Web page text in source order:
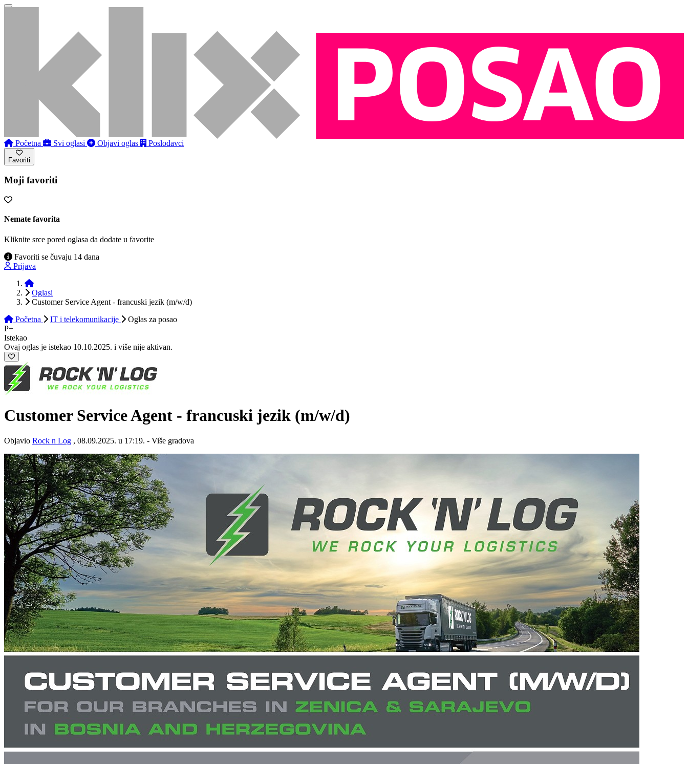
Početna Svi oglasi Objavi oglas Poslodavci
Favoriti
Moji favoriti
Nemate favorita
Kliknite srce pored oglasa da dodate u favorite
Favoriti se čuvaju 14 dana
Prijava
Početna
Oglasi
Customer Service Agent - francuski jezik (m/w/d)
Početna
IT i telekomunikacije Oglas za posao
P+
Istekao
Ovaj oglas je istekao 10.10.2025. i više nije aktivan.
Customer Service Agent - francuski jezik (m/w/d)
Objavio Rock n Log , 08.09.2025. u 17:19. - Više gradova